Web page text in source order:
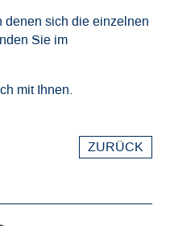
denen sich die einzelnen
Sie im
mit Ihnen.
ZURÜCK